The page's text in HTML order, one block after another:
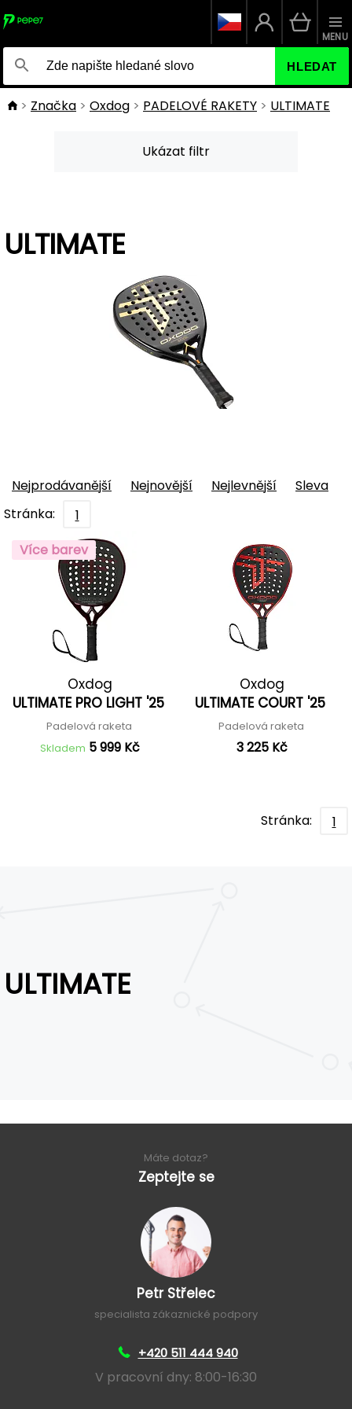
HLEDAT
MENU
Značka Oxdog PADELOVÉ RAKETY ULTIMATE
Ukázat filtr
ULTIMATE
Nejprodávanější Nejnovější Nejlevnější
Sleva
Stránka:
1
Více barev
Oxdog
ULTIMATE PRO LIGHT '25
Padelová raketa
Skladem 5 999 Kč
Oxdog
ULTIMATE COURT '25
Padelová raketa
3 225 Kč
Stránka: 1
ULTIMATE
Máte dotaz?
Zeptejte se
Petr Střelec
specialista zákaznické podpory
+420 511 444 940
V pracovní dny: 8:00-16:30